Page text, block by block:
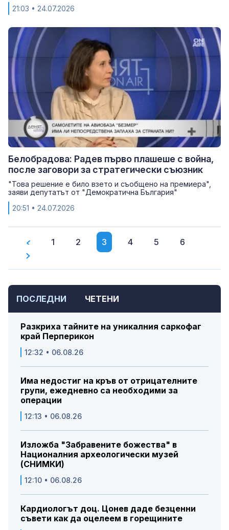
21:03 • 24.07.2026
Белобрадова: Радев първо плашеше с война,
после заговори за стратегически съюзник
"Това решение е било взето и съобщено на премиера",
заяви депутатът от "Демократична България"
20:51 • 24.07.2026
1 2 3 4 5 6
ПОСЛЕДНИ ЧЕТЕНИ
Разкриха тайните на уникалния саркофаг
край Перперикон
12:32 • 06.08.26
Има недостиг на кръв от отрицателните
групи, ежедневно са необходими за
операции
12:13 • 06.08.26
Изложба "Забравените божества" в
Националния археологически музей
(СНИМКИ)
12:10 • 06.08.26
Кардиологът доц. Цонев даде безценни
съвети как да оцелеем в горещините